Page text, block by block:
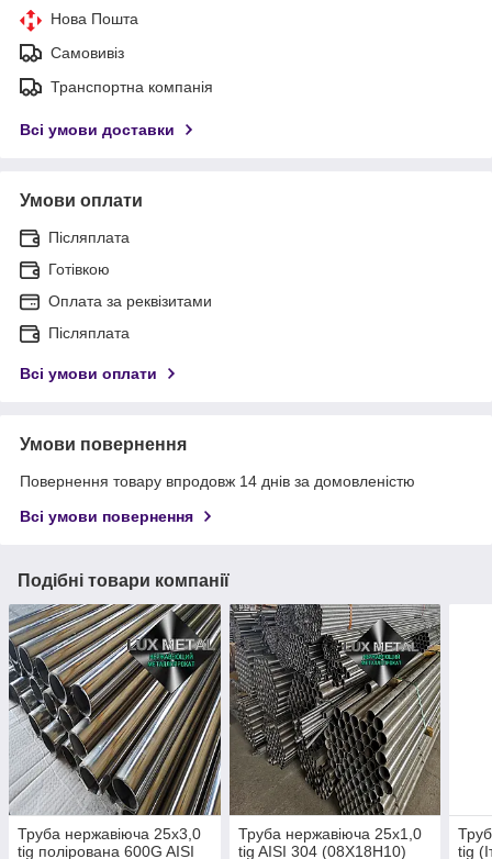
Нова Пошта
Самовивіз
Транспортна компанія
Всі умови доставки
Умови оплати
Післяплата
Готівкою
Оплата за реквізитами
Післяплата
Всі умови оплати
Умови повернення
Повернення товару впродовж 14 днів за домовленістю
Всі умови повернення
Подібні товари компанії
Труба нержавіюча 25х3,0
tig полірована 600G AISI
Труба нержавіюча 25х1,0
tig AISI 304 (08Х18Н10)
tig